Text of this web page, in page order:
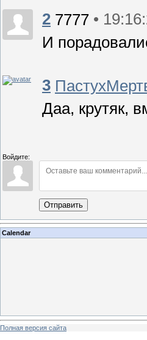
2 7777 •
И
3
Даа, крутяк,
Войдите:
Отправить
Calendar
Полная версия сайта